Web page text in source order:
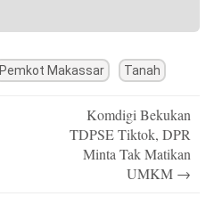
Pemkot Makassar Tanah
Komdigi Bekukan
TDPSE Tiktok, DPR
Minta Tak Matikan
UMKM →